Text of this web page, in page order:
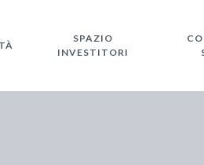
SPAZIO
INVESTITORI